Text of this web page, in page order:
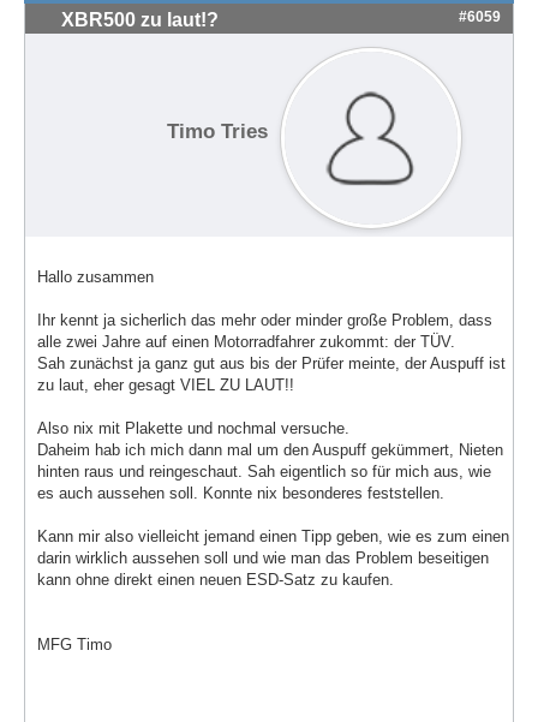
Suche
XBR500 zu laut!? #6059
Timo Tries
Hallo zusammen
Ihr kennt ja sicherlich das mehr oder minder große Problem, dass
alle zwei Jahre auf einen Motorradfahrer zukommt: der TÜV.
Sah zunächst ja ganz gut aus bis der Prüfer meinte, der Auspuff ist
zu laut, eher gesagt VIEL ZU LAUT!!
Also nix mit Plakette und nochmal versuche.
Daheim hab ich mich dann mal um den Auspuff gekümmert, Nieten
hinten raus und reingeschaut. Sah eigentlich so für mich aus, wie
es auch aussehen soll. Konnte nix besonderes feststellen.
Kann mir also vielleicht jemand einen Tipp geben, wie es zum einen
darin wirklich aussehen soll und wie man das Problem beseitigen
kann ohne direkt einen neuen ESD-Satz zu kaufen.
MFG Timo